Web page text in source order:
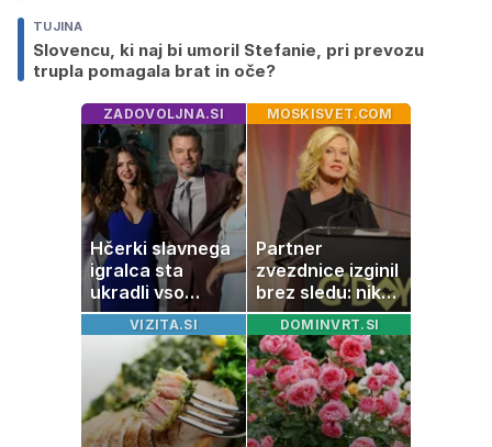
TUJINA
Slovencu, ki naj bi umoril Stefanie, pri prevozu
trupla pomagala brat in oče?
ZADOVOLJNA.SI
Hčerki slavnega
igralca sta
ukradli vso
pozornost
MOSKISVET.COM
Partner
zvezdnice izginil
brez sledu: nikoli
ga niso našli,
nato je prišla še
ena tragedija
VIZITA.SI DOMINVRT.SI